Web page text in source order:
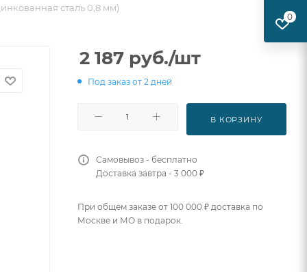
сталь 0,8 мм)
2 187 руб./шт
Под заказ от 2 дней
В КОРЗИНУ
Самовывоз - бесплатно
Доставка завтра - 3 000 ₽
При общем заказе от 100 000 ₽ доставка по
Москве и МО в подарок.
0